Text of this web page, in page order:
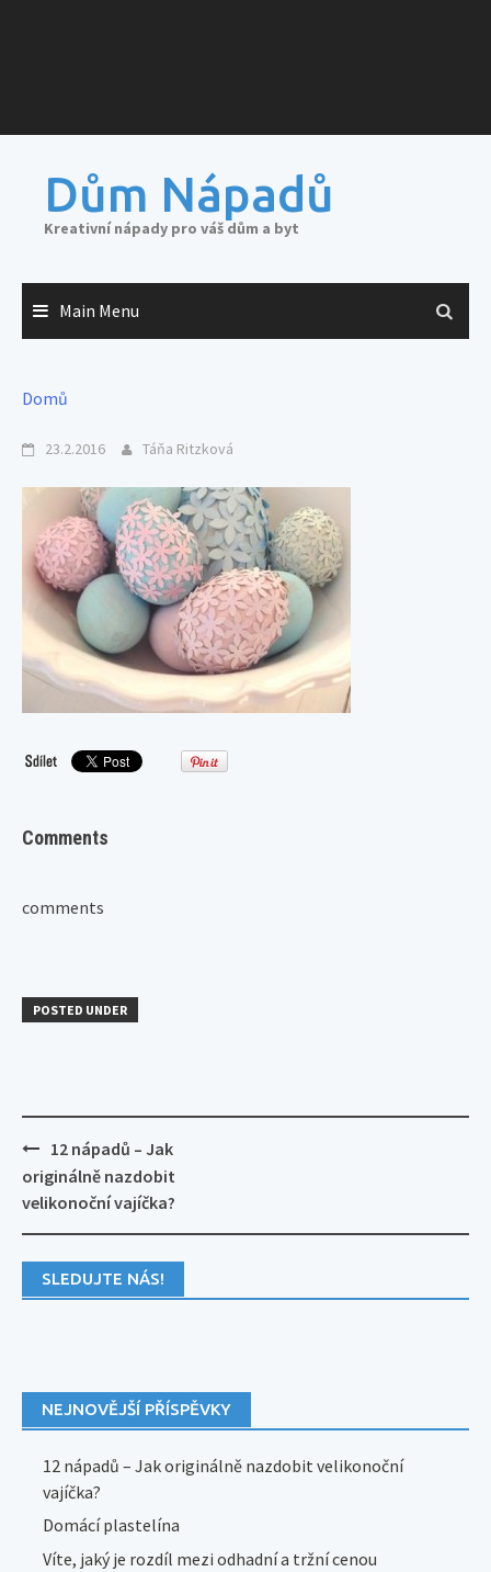
Dům Nápadů
Kreativní nápady pro váš dům a byt
Main Menu
Domů
23.2.2016 Táňa Ritzková
Comments
comments
POSTED UNDER
Post
navigation
12 nápadů – Jak
originálně nazdobit
velikonoční vajíčka?
SLEDUJTE NÁS!
NEJNOVĚJŠÍ PŘÍSPĚVKY
12 nápadů – Jak originálně nazdobit velikonoční
vajíčka?
Domácí plastelína
Víte, jaký je rozdíl mezi odhadní a tržní cenou